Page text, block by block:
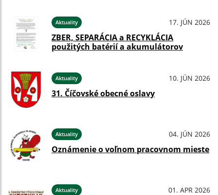
Aktuality 17. JÚN 2026
ZBER, SEPARÁCIA a RECYKLÁCIA
použitých batérií a akumulátorov
Aktuality 10. JÚN 2026
31. Číčovské obecné oslavy
Aktuality 04. JÚN 2026
Oznámenie o voľnom pracovnom mieste
Aktuality 01. APR 2026